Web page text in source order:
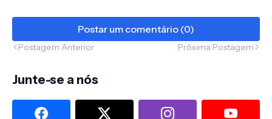
Postar um comentário (0)
Postagem Anterior Próxima Postagem
Junte-se a nós